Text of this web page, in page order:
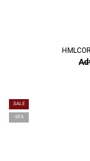
SALE
-55%